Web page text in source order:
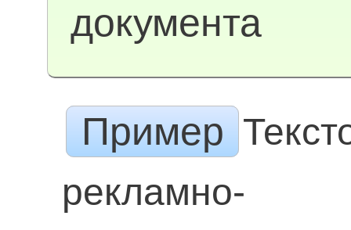
документа
Пример
рекламно-